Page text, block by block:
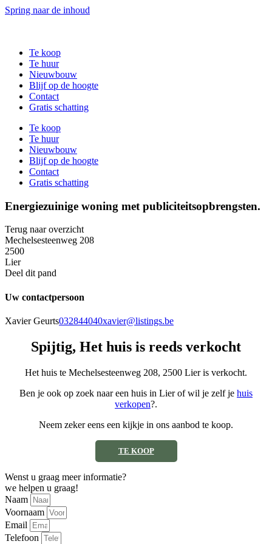
Spring naar de inhoud
Te koop
Te huur
Nieuwbouw
Blijf op de hoogte
Contact
Gratis schatting
Te koop
Te huur
Nieuwbouw
Blijf op de hoogte
Contact
Gratis schatting
Energiezuinige woning met publiciteitsopbrengsten.
Terug naar overzicht
Mechelsesteenweg 208
2500
Lier
Deel dit pand
Uw contactpersoon
Xavier Geurts032844040xavier@listings.be
Spijtig, Het huis is reeds verkocht
Het huis te Mechelsesteenweg 208, 2500 Lier is verkocht.
Ben je ook op zoek naar een huis in Lier of wil je zelf je huis
verkopen?.
Neem zeker eens een kijkje in ons aanbod te koop.
TE KOOP
Wenst u graag meer informatie?
we helpen u graag!
Naam
Voornaam
Email
Telefoon